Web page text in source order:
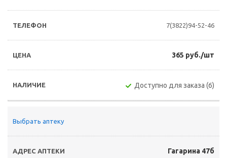
7(3822)94-52-46
365 руб./шт
Доступно для заказа (6)
Выбрать аптеку
Гагарина 47б